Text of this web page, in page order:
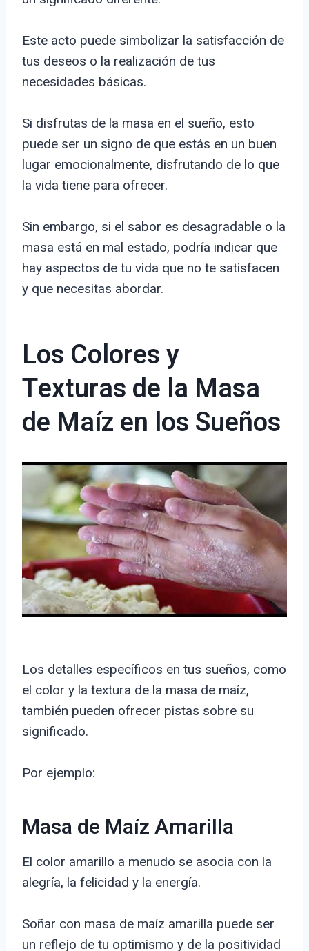
Este acto puede simbolizar la satisfacción de
tus deseos o la realización de tus
necesidades básicas.
Si disfrutas de la masa en el sueño, esto
puede ser un signo de que estás en un buen
lugar emocionalmente, disfrutando de lo que
la vida tiene para ofrecer.
Sin embargo, si el sabor es desagradable o la
masa está en mal estado, podría indicar que
hay aspectos de tu vida que no te satisfacen
y que necesitas abordar.
Los Colores y
Texturas de la Masa
de Maíz en los Sueños
Los detalles específicos en tus sueños, como
el color y la textura de la masa de maíz,
también pueden ofrecer pistas sobre su
significado.
Por ejemplo:
Masa de Maíz Amarilla
El color amarillo a menudo se asocia con la
alegría, la felicidad y la energía.
Soñar con masa de maíz amarilla puede ser
un reflejo de tu optimismo y de la positividad